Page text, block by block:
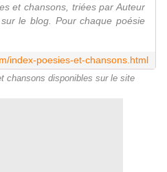
et chansons, triées par Auteur
le blog. Pour chaque poésie
index-poesies-et-chansons.html
chansons disponibles sur le site